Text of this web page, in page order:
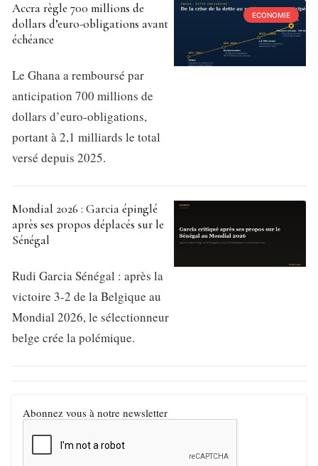
ECONOMIE
Accra règle 700 millions de
dollars d’euro-obligations avant
échéance
Le Ghana a remboursé par
anticipation 700 millions de
dollars d’euro-obligations,
portant à 2,1 milliards le total
versé depuis 2025.
Mondial 2026 : Garcia épinglé
après ses propos déplacés sur le
Sénégal
Rudi Garcia Sénégal : après la
victoire 3-2 de la Belgique au
Mondial 2026, le sélectionneur
belge crée la polémique.
Abonnez vous à notre newsletter